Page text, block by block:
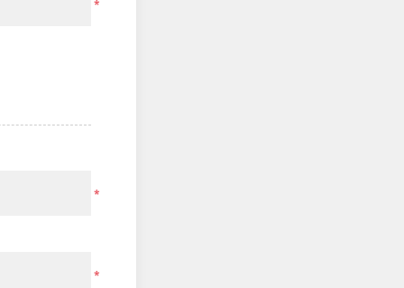
*
*
*